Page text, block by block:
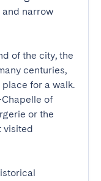
narrow
of the city, the
centuries,
for a walk.
of
or the
visited